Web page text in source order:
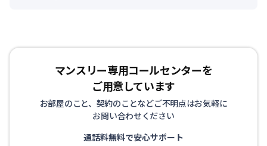
マンスリー専用コールセンターを
ご用意しています
お部屋のこと、契約のことなどご不明点はお気軽に
お問い合わせください
通話料無料で安心サポート